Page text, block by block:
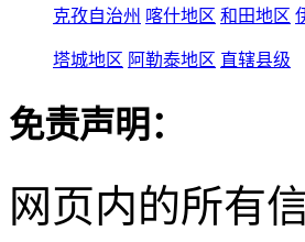
克孜自治州 喀什地区 和田地区
塔城地区 阿勒泰地区 直辖县级
免责声明：
网页内的所有